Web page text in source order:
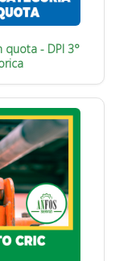
quota - DPI 3°